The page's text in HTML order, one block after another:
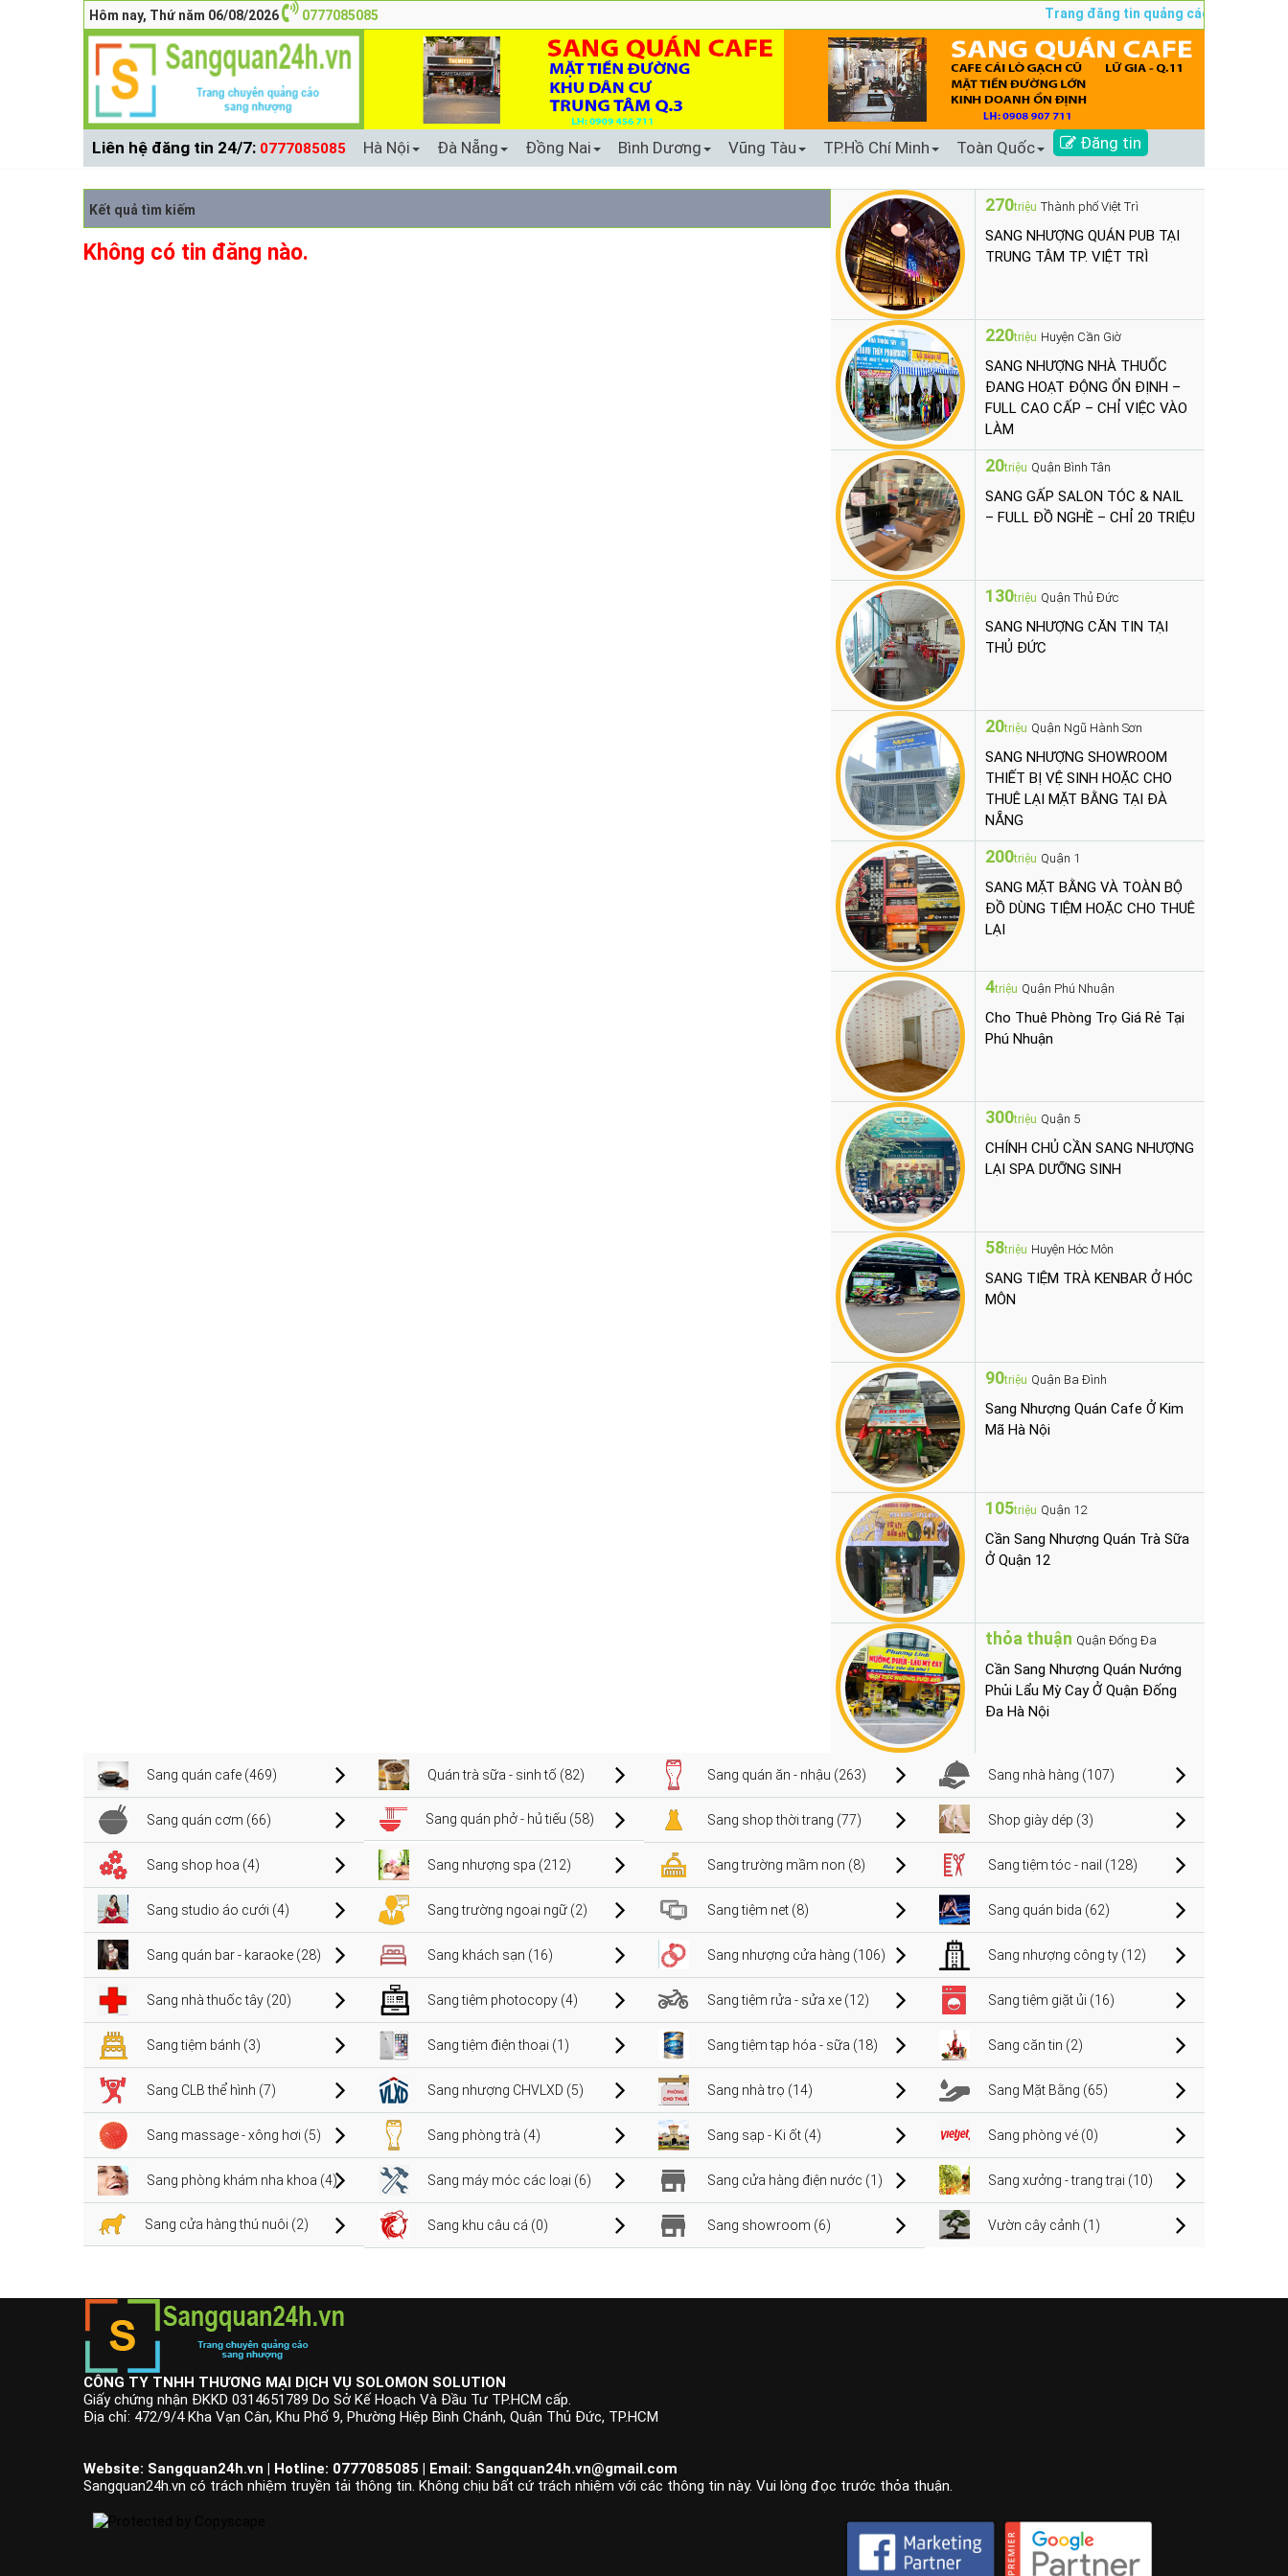
Hôm nay, Thứ năm 06/08/2026 0777085085 Trang đăng tin quảng cáo sang nhượng
Liên hệ đăng tin 24/7: 0777085085 Hà Nội Đà Nẵng Đồng Nai Bình Dương Vũng Tàu TP.Hồ Chí Minh Toàn Quốc Đăng tin
Kết quả tìm kiếm
Không có tin đăng nào.
270triệu Thành phố Việt Trì
SANG NHƯỢNG QUÁN PUB TẠI
TRUNG TÂM TP. VIỆT TRÌ
220triệu Huyện Cần Giờ
SANG NHƯỢNG NHÀ THUỐC
ĐANG HOẠT ĐỘNG ỔN ĐỊNH –
FULL CAO CẤP – CHỈ VIỆC VÀO
LÀM
20triệu Quận Bình Tân
SANG GẤP SALON TÓC & NAIL
– FULL ĐỒ NGHỀ – CHỈ 20 TRIỆU
130triệu Quận Thủ Đức
SANG NHƯỢNG CĂN TIN TẠI
THỦ ĐỨC
20triệu Quận Ngũ Hành Sơn
SANG NHƯỢNG SHOWROOM
THIẾT BỊ VỆ SINH HOẶC CHO
THUÊ LẠI MẶT BẰNG TẠI ĐÀ
NẴNG
200triệu Quận 1
SANG MẶT BẰNG VÀ TOÀN BỘ
ĐỒ DÙNG TIỆM HOẶC CHO THUÊ
LẠI
4triệu Quận Phú Nhuận
Cho Thuê Phòng Trọ Giá Rẻ Tại
Phú Nhuận
300triệu Quận 5
CHÍNH CHỦ CẦN SANG NHƯỢNG
LẠI SPA DƯỠNG SINH
58triệu Huyện Hóc Môn
SANG TIỆM TRÀ KENBAR Ở HÓC
MÔN
90triệu Quận Ba Đình
Sang Nhượng Quán Cafe Ở Kim
Mã Hà Nội
105triệu Quận 12
Cần Sang Nhượng Quán Trà Sữa
Ở Quận 12
thỏa thuận Quận Đống Đa
Cần Sang Nhượng Quán Nướng
Phủi Lẩu Mỳ Cay Ở Quận Đống
Đa Hà Nội
Sang quán cafe (469) Quán trà sữa - sinh tố (82) Sang quán ăn - nhậu (263) Sang nhà hàng (107)
Sang quán cơm (66) Sang quán phở - hủ tiếu (58) Sang shop thời trang (77) Shop giày dép (3)
Sang shop hoa (4) Sang nhượng spa (212) Sang trường mầm non (8) Sang tiệm tóc - nail (128)
Sang studio áo cưới (4) Sang trường ngoại ngữ (2) Sang tiệm net (8) Sang quán bida (62)
Sang quán bar - karaoke (28) Sang khách sạn (16) Sang nhượng cửa hàng (106) Sang nhượng công ty (12)
Sang nhà thuốc tây (20) Sang tiệm photocopy (4) Sang tiệm rửa - sửa xe (12) Sang tiệm giặt ủi (16)
Sang tiệm bánh (3) Sang tiệm điện thoại (1) Sang tiệm tạp hóa - sữa (18) Sang căn tin (2)
Sang CLB thể hình (7) Sang nhượng CHVLXD (5) Sang nhà trọ (14) Sang Mặt Bằng (65)
Sang massage - xông hơi (5) Sang phòng trà (4) Sang sạp - Ki ốt (4) Sang phòng vé (0)
Sang phòng khám nha khoa (4) Sang máy móc các loại (6) Sang cửa hàng điện nước (1) Sang xưởng - trang trại (10)
Sang cửa hàng thú nuôi (2) Sang khu câu cá (0) Sang showroom (6) Vườn cây cảnh (1)
CÔNG TY TNHH THƯƠNG MẠI DỊCH VỤ SOLOMON SOLUTION
Giấy chứng nhận ĐKKD 0314651789 Do Sở Kế Hoạch Và Đầu Tư TP.HCM cấp.
Địa chỉ: 472/9/4 Kha Vạn Cân, Khu Phố 9, Phường Hiệp Bình Chánh, Quận Thủ Đức, TP.HCM
Website: Sangquan24h.vn | Hotline: 0777085085 | Email: Sangquan24h.vn@gmail.com
Sangquan24h.vn có trách nhiệm truyền tải thông tin. Không chịu bất cứ trách nhiệm với các thông tin này. Vui lòng đọc trước thỏa thuận.